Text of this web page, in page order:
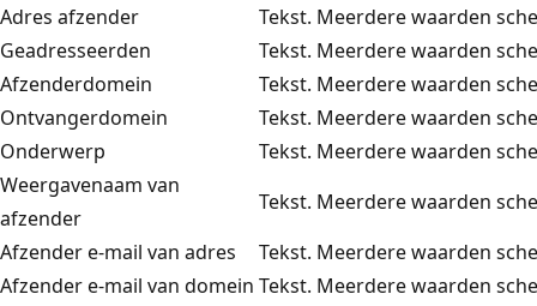
Adres afzender
Tekst. Meerdere waarden
Geadresseerden
Tekst. Meerdere waarden
Afzenderdomein
Tekst. Meerdere waarden
Ontvangerdomein
Tekst. Meerdere waarden
Onderwerp
Tekst. Meerdere waarden
Weergavenaam van
afzender
Tekst. Meerdere waarden
Afzender e-mail van adres
Tekst. Meerdere waarden
Afzender e-mail van domein Tekst. Meerdere waarden